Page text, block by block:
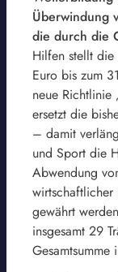
Überwindung
die durch die
Hilfen stellt die
Euro bis zum
neue Richtlinie
ersetzt die
– damit
und Sport die
Abwendung
wirtschaftlicher
gewährt
insgesamt 29